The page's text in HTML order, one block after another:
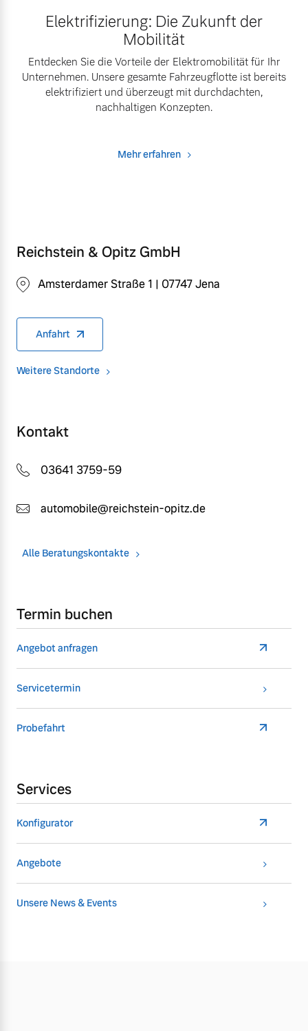
Elektrifizierung: Die Zukunft der
Mobilität
Entdecken Sie die Vorteile der Elektromobilität für Ihr
Unternehmen. Unsere gesamte Fahrzeugflotte ist bereits
elektrifiziert und überzeugt mit durchdachten,
nachhaltigen Konzepten.
Mehr erfahren
Reichstein & Opitz GmbH
Amsterdamer Straße 1 | 07747 Jena
Anfahrt
Weitere Standorte
Kontakt
03641 3759-59
automobile@reichstein-opitz.de
Alle Beratungskontakte
Termin buchen
Angebot anfragen
Servicetermin
Probefahrt
Services
Konfigurator
Angebote
Unsere News & Events